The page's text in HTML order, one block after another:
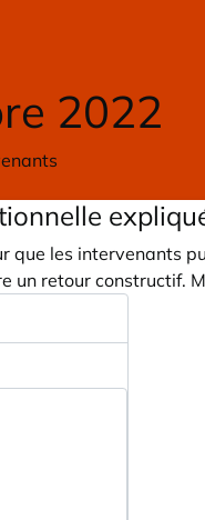
2022
que les intervenants
un retour constructif.